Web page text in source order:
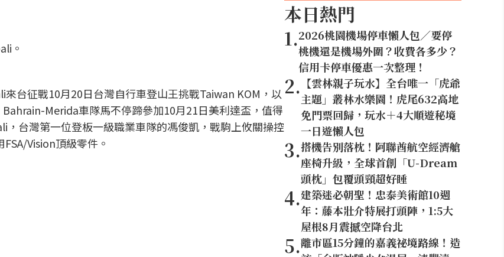
。
台征戰10月20日台灣自行車登山王挑戰Taiwan KOM，以
Merida車隊馬不停蹄參加10月21日美利達盃，值得
台灣第一位登板一級職業車隊的馮俊凱，戰駒上攸關操控
Vision頂級零件。
本日熱門
1.2026桃園機場停車懶人包／要停
桃機還是機場外圍？收費各多少？
信用卡停車優惠一次整理！
2. 【雲林親子玩水】全台唯一「虎爺
主題」叢林水樂園！虎尾632高地
免門票回歸，玩水＋4大順遊秘境
一日遊懶人包
3.搭機告別落枕！阿聯酋航空經濟艙
座椅升級，全球首創「U-Dream
頭枕」包覆頭頸超好睡
4.建築迷必朝聖！忠泰美術館10週
年：藤本壯介特展打頭陣，1:5大
屋根8月震撼空降台北
5.離市區15分鐘的嘉義祕境路線！造